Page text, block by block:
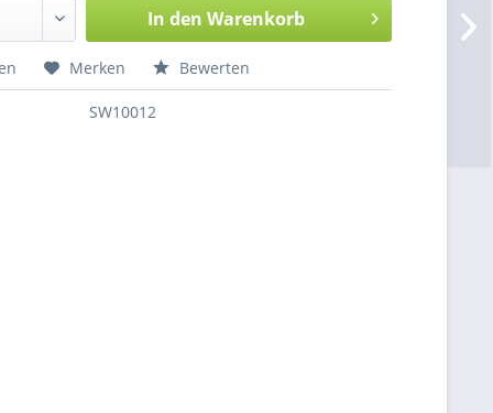
In den Warenkorb
Merken Bewerten
SW10012